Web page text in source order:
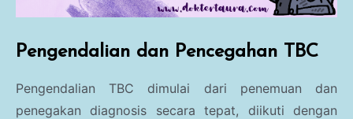
Pengendalian dan Pencegahan TBC
Pengendalian TBC dimulai dari penemuan dan
penegakan diagnosis secara tepat, diikuti dengan